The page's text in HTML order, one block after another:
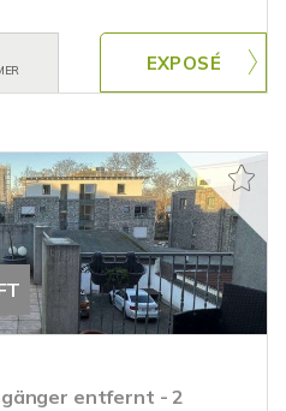
entfernt - 2